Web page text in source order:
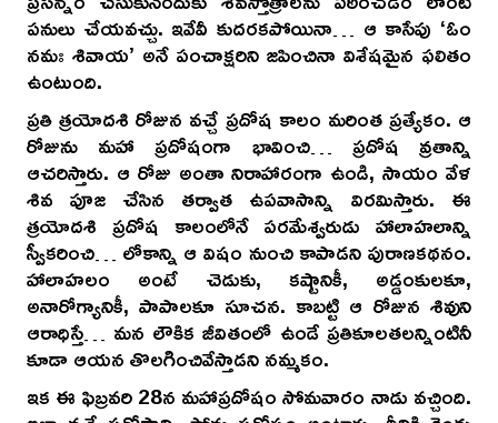
పనులు చేయవచ్చు. ఇవేవీ కుదరకపోయినా… ఆ కాసేపు ‘ఓం
నమః శివాయ’ అనే పంచాక్షరిని జపించినా విశేషమైన ఫలితం
ఉంటుంది.
ప్రతి త్రయోదశి రోజున వచ్చే ప్రదోష కాలం మరింత ప్రత్యేకం. ఆ
రోజును మహా ప్రదోషంగా భావించి… ప్రదోష వ్రతాన్ని
ఆచరిస్తారు. ఆ రోజు అంతా నిరాహారంగా ఉండి, సాయం వేళ
శివ పూజ చేసిన తర్వాత ఉపవాసాన్ని విరమిస్తారు. ఈ
త్రయోదశి ప్రదోష కాలంలోనే పరమేశ్వరుడు హాలాహలాన్ని
స్వీకరించి… లోకాన్ని ఆ విషం నుంచి కాపాడని పురాణకథనం.
హాలాహలం అంటే చెడుకు, కష్టానికీ, అడ్డంకులకూ,
అనారోగ్యానికీ, పాపాలకూ సూచన. కాబట్టి ఆ రోజున శివుని
ఆరాధిస్తే… మన లౌకిక జీవితంలో ఉండే ప్రతికూలతలన్నింటినీ
కూడా ఆయన తొలగించివేస్తాడని నమ్మకం.
ఇక ఈ ఫిబ్రవరి 28న మహాప్రదోషం సోమవారం నాడు వచ్చింది.